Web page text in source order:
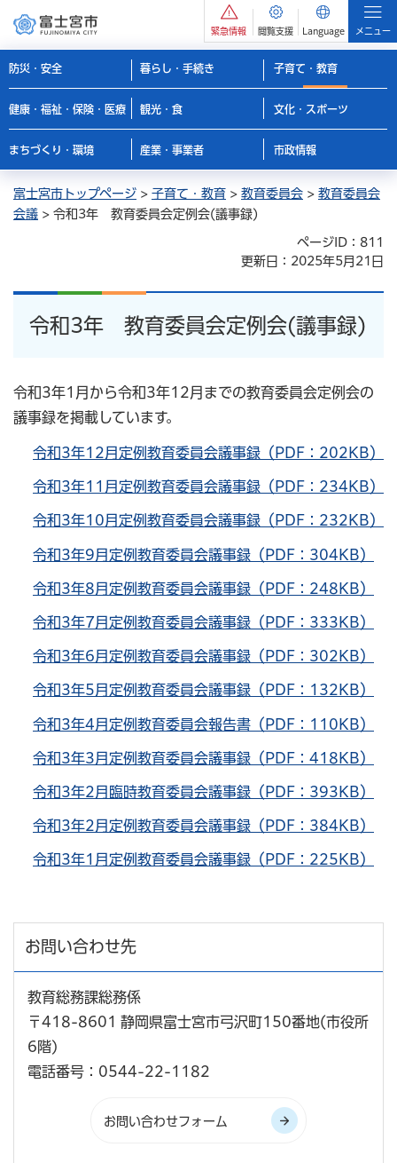
緊急情報 閲覧支援 Language メニュー
防災・安全 暮らし・手続き 子育て・教育
健康・福祉・保険・医療 観光・食 文化・スポーツ
まちづくり・環境 産業・事業者 市政情報
富士宮市トップページ > 子育て・教育 > 教育委員会 > 教育委員会
会議 > 令和3年 教育委員会定例会(議事録)
ページID：811
更新日：2025年5月21日
令和3年 教育委員会定例会(議事録)
令和3年1月から令和3年12月までの教育委員会定例会の
議事録を掲載しています。
令和3年12月定例教育委員会議事録（PDF：202KB）
令和3年11月定例教育委員会議事録（PDF：234KB）
令和3年10月定例教育委員会議事録（PDF：232KB）
令和3年9月定例教育委員会議事録（PDF：304KB）
令和3年8月定例教育委員会議事録（PDF：248KB）
令和3年7月定例教育委員会議事録（PDF：333KB）
令和3年6月定例教育委員会議事録（PDF：302KB）
令和3年5月定例教育委員会議事録（PDF：132KB）
令和3年4月定例教育委員会報告書（PDF：110KB）
令和3年3月定例教育委員会議事録（PDF：418KB）
令和3年2月臨時教育委員会議事録（PDF：393KB）
令和3年2月定例教育委員会議事録（PDF：384KB）
令和3年1月定例教育委員会議事録（PDF：225KB）
お問い合わせ先
教育総務課総務係
〒418-8601 静岡県富士宮市弓沢町150番地(市役所
6階)
電話番号：0544-22-1182